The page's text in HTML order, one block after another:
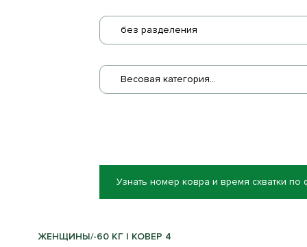
без разделения
Весовая категория...
Узнать номер ковра и время схватки по
ЖЕНЩИНЫ/-60 КГ | КОВЕР 4